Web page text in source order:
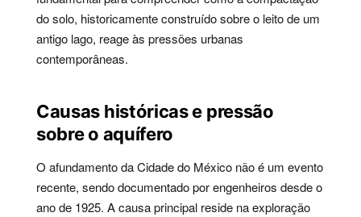
do solo, historicamente construído sobre o leito de um
antigo lago, reage às pressões urbanas
contemporâneas.
Causas históricas e pressão
sobre o aquífero
O afundamento da Cidade do México não é um evento
recente, sendo documentado por engenheiros desde o
ano de 1925. A causa principal reside na exploração